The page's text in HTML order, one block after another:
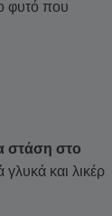
φυτό που
στάση στο
και λικέρ